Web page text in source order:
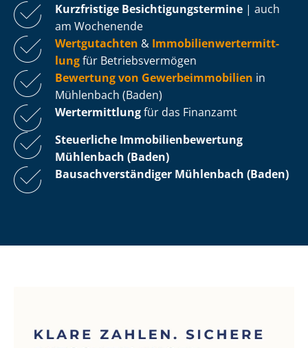
Kurzfristige Be­sich­ti­gungs­ter­mi­ne | auch
am Wochenende
Wertgutachten & Im­mo­bi­li­en­wert­ermitt­
lungfür Be­triebs­ver­mö­gen
Bewertung von Ge­wer­be­im­mo­bi­li­en in
Mühlenbach (Baden)
Wertermittlungfür das Finanzamt
Steuerliche Im­mo­bi­li­en­be­wer­tung
Mühlenbach (Baden)
Bau­sach­ver­stän­di­ger Mühlenbach (Baden)